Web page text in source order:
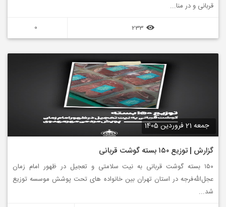
قربانی و در منا...
جمعه 21 فروردین 1405
گزارش | توزیع ۱۵۰ بسته گوشت قربانی
۱۵۰ بسته گوشت قربانی به نیت سلامتی و تعجیل در ظهور امام زمان
عجل‌الله‌فرجه در استان تهران بین خانواده های تحت پوشش موسسه توزیع
شد...